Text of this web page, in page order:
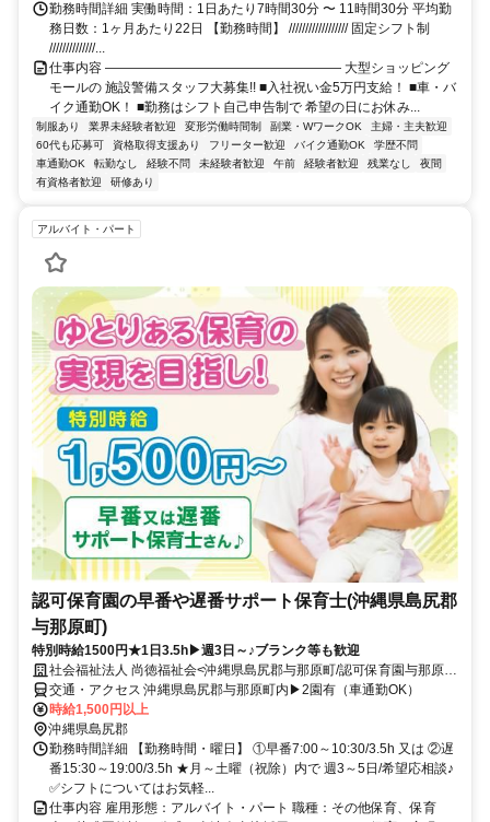
勤務時間詳細 実働時間：1日あたり7時間30分 〜 11時間30分 平均勤
務日数：1ヶ月あたり22日 【勤務時間】 ////////////////// 固定シフト制
//////////////...
仕事内容 ―――――――――――――――――― 大型ショッピング
モールの 施設警備スタッフ大募集!! ■入社祝い金5万円支給！ ■車・バ
イク通勤OK！ ■勤務はシフト自己申告制で 希望の日にお休み...
制服あり 業界未経験者歓迎 変形労働時間制 副業・WワークOK
主婦・主夫歓迎
60代も応募可
資格取得支援あり フリーター歓迎 バイク通勤OK
学歴不問
車通勤OK
転勤なし 経験不問 未経験者歓迎 午前 経験者歓迎 残業なし
夜間
有資格者歓迎
研修あり
アルバイト・パート
認可保育園の早番や遅番サポート保育士(沖縄県島尻郡
与那原町)
特別時給1500円★1日3.5h▶週3日～♪ブランク等も歓迎
社会福祉法人 尚徳福祉会<沖縄県島尻郡与那原町/認可保育園与那原ベ
アーズ1・2>
交通・アクセス 沖縄県島尻郡与那原町内▶2園有（車通勤OK）
時給1,500円以上
沖縄県島尻郡
勤務時間詳細 【勤務時間・曜日】 ①早番7:00～10:30/3.5h 又は ②遅
番15:30～19:00/3.5h ★月～土曜（祝除）内で 週3～5日/希望応相談♪
✅シフトについてはお気軽...
仕事内容 雇用形態：アルバイト・パート 職種：その他保育、保育